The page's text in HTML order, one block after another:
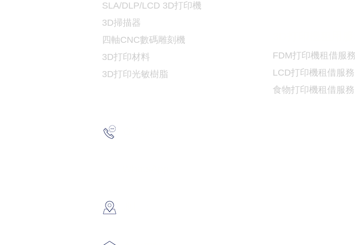
SLA/DLP/LCD 3D打印機
3D掃描器
​四軸CNC數碼雕刻機
3D打印材料
3D打印光敏樹脂
FDM打印機租借服務
LCD打印機租借服務
食物打印機租借服務